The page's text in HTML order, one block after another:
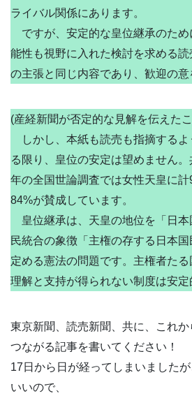
ライバル関係にあります。
ですが、安定的な皇位継承のため
能性も視野に入れた検討を求める
の主張と同じ内容であり、歓迎の意
(産経新聞が否定的な見解を伝えた
しかし、本紙も読売も指摘するよ
る限り、皇位の安定は望めません
年の全国世論調査では女性天皇に
84%が賛成しています。
皇位継承は、天皇の地位を「日本
民統合の象徴「主権の存する日本
定める憲法の問題です。主権者たる
理解と支持が得られない制度は安定
東京新聞、読売新聞、共に、これ
つながる記事を書いてください！
17日から日が経ってしまいました
いいので、